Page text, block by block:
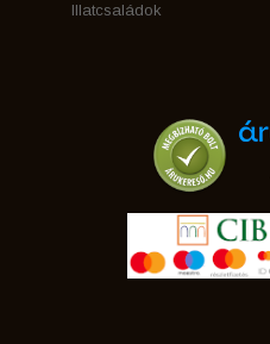
Illatcsaládok